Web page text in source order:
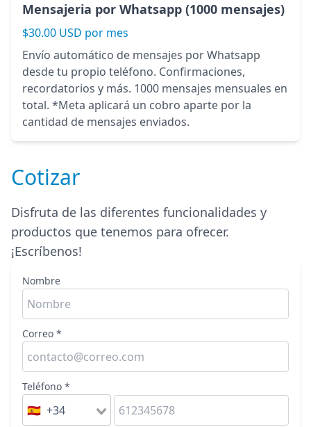
Mensajeria por Whatsapp (1000 mensajes)
$30.00 USD por mes
Envío automático de mensajes por Whatsapp
desde tu propio teléfono. Confirmaciones,
recordatorios y más. 1000 mensajes mensuales en
total. *Meta aplicará un cobro aparte por la
cantidad de mensajes enviados.
Cotizar
Disfruta de las diferentes funcionalidades y
productos que tenemos para ofrecer.
¡Escríbenos!
Nombre
Correo *
Teléfono *
🇪🇸 +34